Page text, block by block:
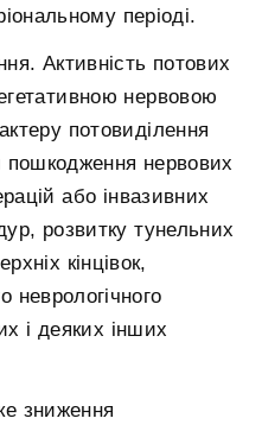
періоді.
Активність потових
нервовою
потовиділення
нервових
або інвазивних
розвитку тунельних
кінцівок,
неврологічного
і деяких інших
зниження